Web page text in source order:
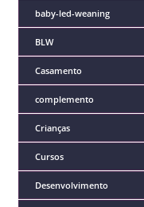
baby-led-weaning
BLW
Casamento
complemento
Crianças
Cursos
Desenvolvimento